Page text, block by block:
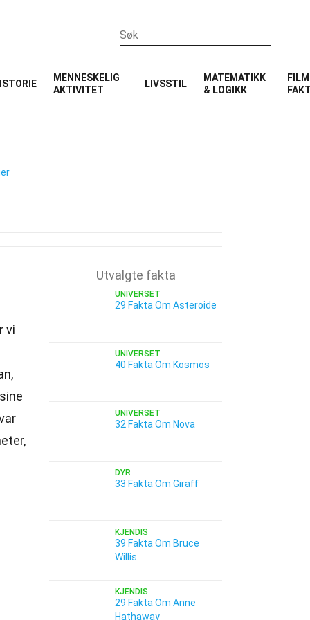
MENNESKELIG
AKTIVITET
LIVSSTIL
MATEMATIKK
& LOGIKK
FILM
vi
Utvalgte fakta
UNIVERSET
29 Fakta Om Asteroide
UNIVERSET
40 Fakta Om Kosmos
UNIVERSET
32 Fakta Om Nova
DYR
33 Fakta Om Giraff
KJENDIS
39 Fakta Om Bruce
Willis
KJENDIS
29 Fakta Om Anne
Hathaway